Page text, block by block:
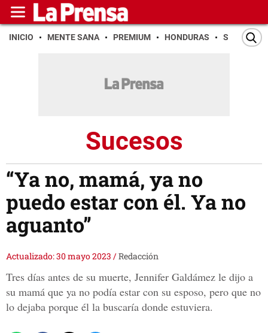
INICIO MENTE SANA PREMIUM HONDURAS SAN PEDRO
Sucesos
“Ya no, mamá, ya no
puedo estar con él. Ya no
aguanto”
Actualizado: 30 mayo 2023 /Redacción
Tres días antes de su muerte, Jennifer Galdámez le dijo a
su mamá que ya no podía estar con su esposo, pero que no
lo dejaba porque él la buscaría donde estuviera.